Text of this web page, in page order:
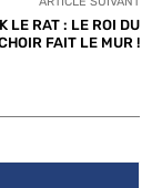
LE RAT : LE ROI DU
FAIT LE MUR !